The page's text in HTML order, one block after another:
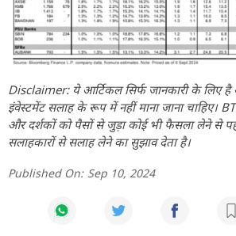
Disclaimer: ये आर्टिकल सिर्फ जानकारी के लिए
इंवेस्टमेंट सलाह के रूप में नहीं माना जाना चाहिए।
और दर्शकों को पैसों से जुड़ा कोई भी फैसला लेने से
सलाहकारों से सलाह लेने का सुझाव देता है।
Published On: Sep 10, 2024